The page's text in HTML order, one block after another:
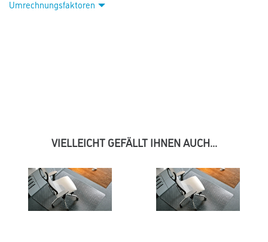
Umrechnungsfaktoren
VIELLEICHT GEFÄLLT IHNEN AUCH...